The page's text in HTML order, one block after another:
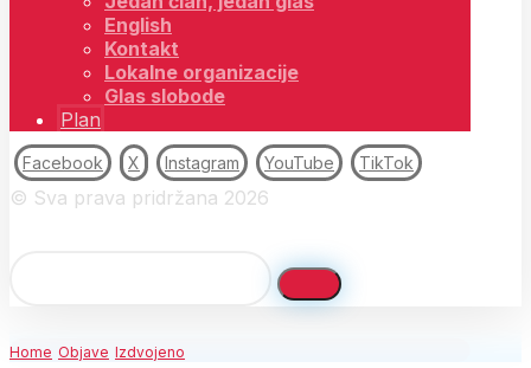
English
Kontakt
Lokalne organizacije
Glas slobode
Plan
Facebook X Instagram YouTube TikTok
© Sva prava pridržana 2026
Home Objave Izdvojeno